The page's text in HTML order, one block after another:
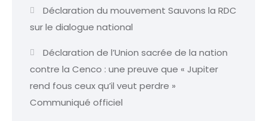
Déclaration du mouvement Sauvons la RDC
sur le dialogue national
Déclaration de l’Union sacrée de la nation
contre la Cenco : une preuve que « Jupiter
rend fous ceux qu’il veut perdre »
Communiqué officiel